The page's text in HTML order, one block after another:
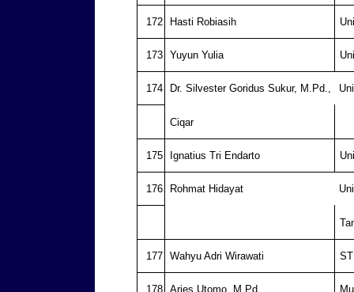
172 Hasti Robiasih
173 Yuyun Yulia
174 Dr. Silvester Goridus Sukur, M.Pd.,
Ciqar
175 Ignatius Tri Endarto
176 Rohmat Hidayat
177 Wahyu Adri Wirawati
178 Aries Utomo, M.Pd.